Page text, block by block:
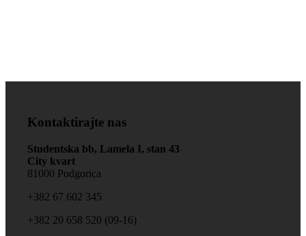
Kontaktirajte nas
Studentska bb, Lamela I, stan 43
City kvart
81000 Podgorica
+‎382 67 602 345
+‎382 20 658 520 (09-16)